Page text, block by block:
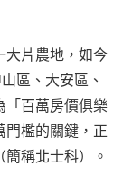
大片農地，如今
區、大安區、
「百萬房價俱樂
門檻的關鍵，正
稱北士科）。